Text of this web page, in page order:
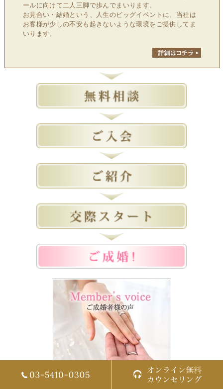
ールに向けて二人三脚で歩んでまいります。
お見合い・結婚という、人生のビッグイベントに、当社は
お客様が少しの不安も起きないような環境をご提供してま
いります。